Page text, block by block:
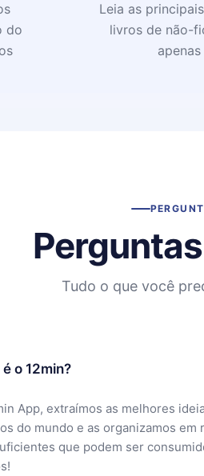
do
Leia as
livros de não-
Tudo o que você
é o 12min?
App, extraímos as melhores
do mundo e as organizamos em
que podem ser